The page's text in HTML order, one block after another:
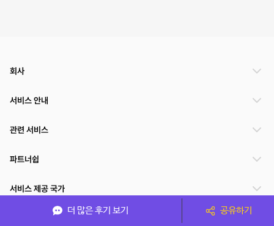
더 많은 후기 보기 공유하기
회사
서비스 안내
관련 서비스
파트너쉽
서비스 제공 국가